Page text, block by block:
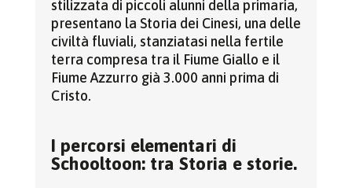
stilizzata di piccoli alunni della primaria,
presentano la Storia dei Cinesi, una delle
civiltà fluviali, stanziatasi nella fertile
terra compresa tra il Fiume Giallo e il
Fiume Azzurro già 3.000 anni prima di
Cristo.
I percorsi elementari di
Schooltoon: tra Storia e storie.